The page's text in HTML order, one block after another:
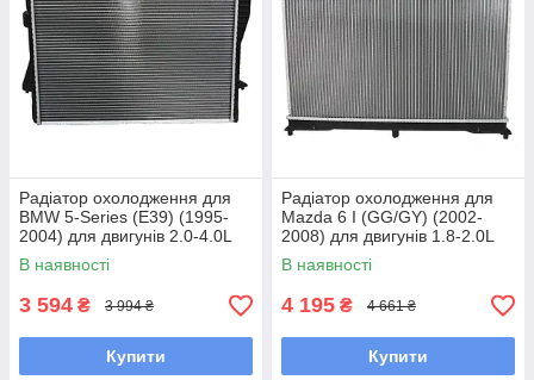
Радіатор охолодження для
BMW 5-Series (E39) (1995-
2004) для двигунів 2.0-4.0L
В наявності
3 594 ₴ 3 994 ₴
Купити
Радіатор охолодження для
Mazda 6 I (GG/GY) (2002-
2008) для двигунів 1.8-2.0L
В наявності
4 195 ₴ 4 661 ₴
Купити